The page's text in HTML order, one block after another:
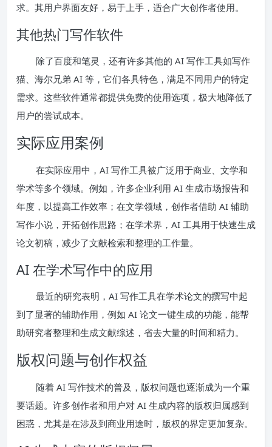
求。其用户界面友好，易于上手，适合广大创作者使用。
其他热门写作软件
除了百度和笔灵，还有许多其他的 AI 写作工具如写作
猫、海尔兄弟 AI 等，它们各具特色，满足不同用户的特定
需求。这些软件通常都提供免费的使用选项，极大地降低了
用户的尝试成本。
实际应用案例
在实际应用中，AI 写作工具被广泛用于商业、文学和
学术等多个领域。例如，许多企业利用 AI 生成市场报告和
年度，以提高工作效率；在文学领域，创作者借助 AI 辅助
写作小说，开拓创作思路；在学术界，AI 工具用于快速生成
论文初稿，减少了文献检索和整理的工作量。
AI 在学术写作中的应用
最近的研究表明，AI 写作工具在学术论文的撰写中起
到了显著的辅助作用，例如 AI 论文一键生成的功能，能帮
助研究者整理和生成文献综述，省去大量的时间和精力。
版权问题与创作权益
随着 AI 写作技术的普及，版权问题也逐渐成为一个重
要话题。许多创作者和用户对 AI 生成内容的版权归属感到
困惑，尤其是在涉及到商业用途时，版权的界定更加复杂。